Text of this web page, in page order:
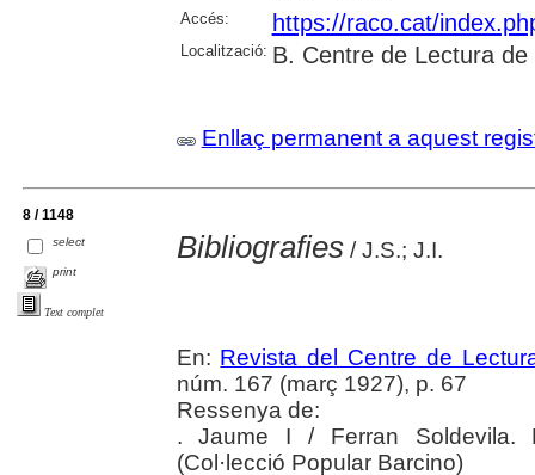
Accés: https://raco.cat/
Localització: B. Centre de Lectura de
Enllaç permanent a aquest
8 / 1148
select
print
Text complet
Bibliografies/ J.S.; J.I.
En: Revista del Centre de
núm. 167 (març 1927), p. 67
Ressenya de:
. Jaume I / Ferran Soldevila.
(Col·lecció Popular Barcino)